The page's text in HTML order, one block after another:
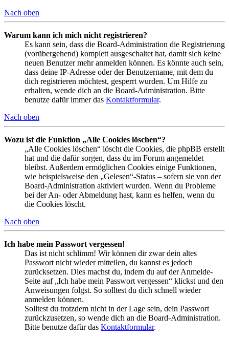
Nach oben
Warum kann ich mich nicht registrieren?
Es kann sein, dass die Board-Administration die Registrierung
(vorübergehend) komplett ausgeschaltet hat, damit sich keine
neuen Benutzer mehr anmelden können. Es könnte auch sein,
dass deine IP-Adresse oder der Benutzername, mit dem du
dich registrieren möchtest, gesperrt wurden. Um Hilfe zu
erhalten, wende dich an die Board-Administration. Bitte
benutze dafür immer das Kontaktformular.
Nach oben
Wozu ist die Funktion „Alle Cookies löschen“?
„Alle Cookies löschen“ löscht die Cookies, die phpBB erstellt
hat und die dafür sorgen, dass du im Forum angemeldet
bleibst. Außerdem ermöglichen Cookies einige Funktionen,
wie beispielsweise den „Gelesen“-Status – sofern sie von der
Board-Administration aktiviert wurden. Wenn du Probleme
bei der An- oder Abmeldung hast, kann es helfen, wenn du
die Cookies löscht.
Nach oben
Ich habe mein Passwort vergessen!
Das ist nicht schlimm! Wir können dir zwar dein altes
Passwort nicht wieder mitteilen, du kannst es jedoch
zurücksetzen. Dies machst du, indem du auf der Anmelde-
Seite auf „Ich habe mein Passwort vergessen“ klickst und den
Anweisungen folgst. So solltest du dich schnell wieder
anmelden können.
Solltest du trotzdem nicht in der Lage sein, dein Passwort
zurückzusetzen, so wende dich an die Board-Administration.
Bitte benutze dafür das Kontaktformular.